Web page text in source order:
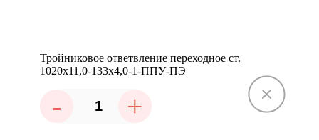
Тройниковое ответвление переходное ст.
1020х11,0-133х4,0-1-ППУ-ПЭ
- +